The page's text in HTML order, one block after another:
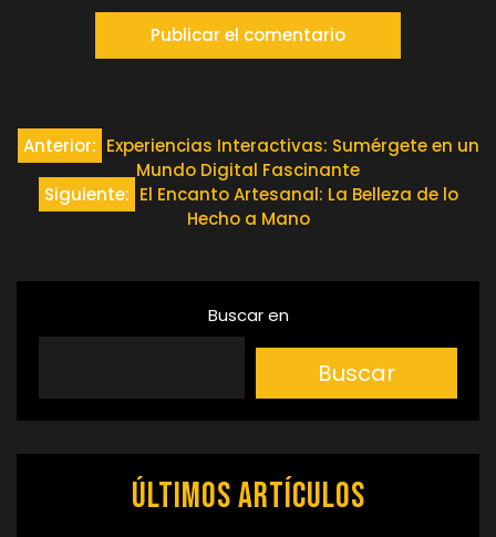
Navegación
Anterior: Experiencias Interactivas: Sumérgete en un
Mundo Digital Fascinante
Siguiente: El Encanto Artesanal: La Belleza de lo
Hecho a Mano
Buscar en
Buscar
Últimos artículos